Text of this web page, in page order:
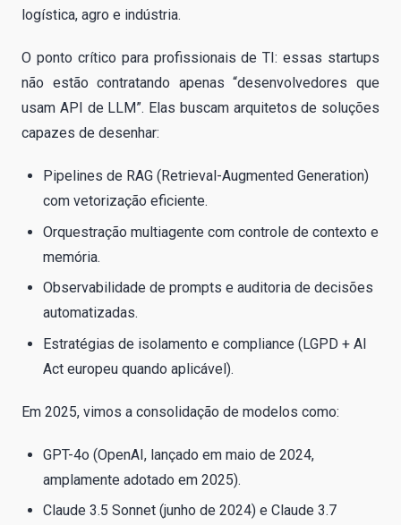
logística, agro e indústria.
O ponto crítico para profissionais de TI: essas startups
não estão contratando apenas “desenvolvedores que
usam API de LLM”. Elas buscam arquitetos de soluções
capazes de desenhar:
Pipelines de RAG (Retrieval-Augmented Generation)
com vetorização eficiente.
Orquestração multiagente com controle de contexto e
memória.
Observabilidade de prompts e auditoria de decisões
automatizadas.
Estratégias de isolamento e compliance (LGPD + AI
Act europeu quando aplicável).
Em 2025, vimos a consolidação de modelos como:
GPT-4o (OpenAI, lançado em maio de 2024,
amplamente adotado em 2025).
Claude 3.5 Sonnet (junho de 2024) e Claude 3.7